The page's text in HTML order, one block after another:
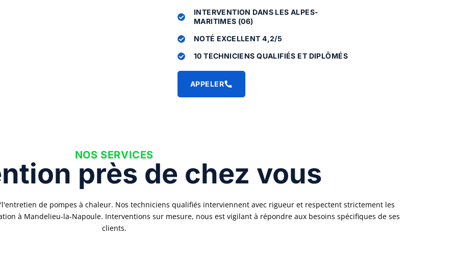
INTERVENTION DANS LES ALPES-
MARITIMES (06)
NOTÉ EXCELLENT 4,2/5
10 TECHNICIENS QUALIFIÉS ET DIPLÔMÉS
APPELER
NOS SERVICES
près de chez vous
de pompes à chaleur. Nos techniciens qualifiés interviennent avec rigueur et respectent strictement les
à Mandelieu-la-Napoule. Interventions sur mesure, nous est vigilant à répondre aux besoins spécifiques de ses
clients.